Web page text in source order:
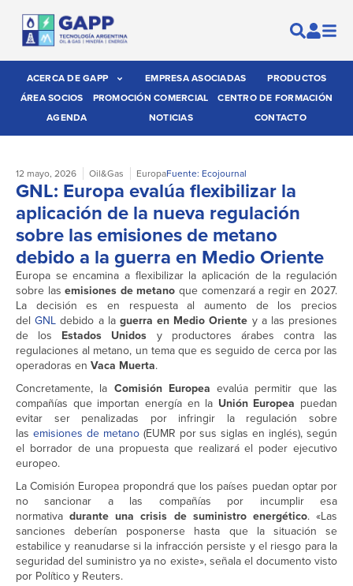
ACERCA DE GAPP EMPRESA ASOCIADAS
PRODUCTOS
ÁREA SOCIOS
PROMOCIÓN COMERCIAL
CENTRO DE FORMACIÓN
AGENDA
NOTICIAS CONTACTO
12 mayo, 2026 Oil&Gas EuropaFuente: Ecojournal
GNL: Europa evalúa flexibilizar la
aplicación de la nueva regulación
sobre las emisiones de metano
debido a la guerra en Medio Oriente
Europa se encamina a flexibilizar la aplicación de la regulación
sobre lasemisiones de metano que comenzará a regir en 2027.
La decisión es en respuesta al aumento de los precios
delGNL debido a la guerra en Medio Oriente y a las presiones
de los Estados Unidos y productores árabes contra las
regulaciones al metano, un tema que es seguido de cerca por las
operadoras en Vaca Muerta.
Concretamente, la Comisión Europea evalúa permitir que las
compañías que importan energía en la Unión Europea puedan
evitar ser penalizadas por infringir la regulación sobre
las emisiones de metano(EUMR por sus siglas en inglés), según
el borrador de una propuesta que realizará el poder ejecutivo
europeo.
La Comisión Europea propondrá que los países puedan optar por
no sancionar a las compañías por incumplir esa
normativadurante una crisis de suministro energético. «Las
sanciones deberían posponerse hasta que la situación se
estabilice y reanudarse si la infracción persiste y el riesgo para la
seguridad del suministro ya no existe», señala el documento visto
por Político y Reuters.